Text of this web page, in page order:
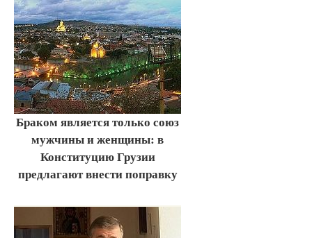
Браком является только союз
мужчины и женщины: в
Конституцию Грузии
предлагают внести поправку